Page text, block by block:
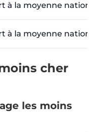
à la moyenne
à la moyenne
cher
les moins